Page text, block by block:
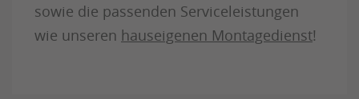
sowie die passenden Serviceleistungen
wie unseren hauseigenen Montagedienst!